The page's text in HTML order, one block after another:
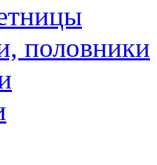
половники